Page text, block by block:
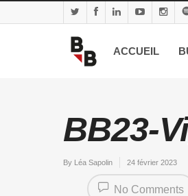
ACCUEIL
BB23-
By Léa Sapolin 24 février 2023
No Comments